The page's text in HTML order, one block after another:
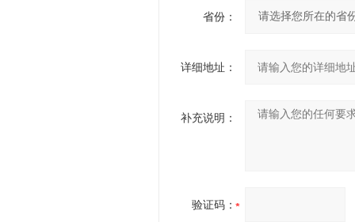
省份：
详细地址：
补充说明：
验证码：